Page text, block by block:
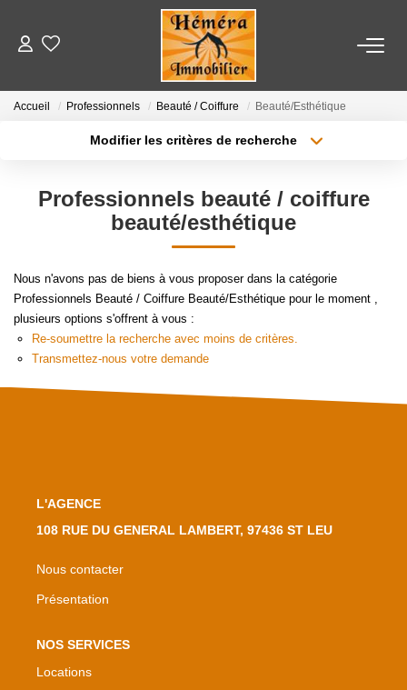
LOCATIONS
VENTES
ESTIMATION
Nos Partenaires
CONTACT
Accueil Professionnels Beauté / Coiffure Beauté/Esthétique
Modifier les critères de recherche
Budget max
Professionnels beauté / coiffure
beauté/esthétique
Nous n'avons pas de biens à vous proposer dans la catégorie
Professionnels Beauté / Coiffure Beauté/Esthétique pour le moment ,
plusieurs options s'offrent à vous :
Re-soumettre la recherche avec moins de critères.
Transmettez-nous votre demande
L'AGENCE
108 RUE DU GENERAL LAMBERT, 97436 ST LEU
Nous contacter
Présentation
NOS SERVICES
Locations